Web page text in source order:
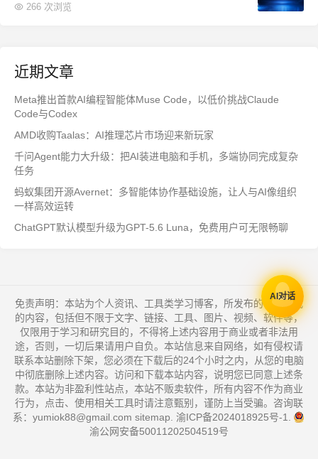
266 次浏览
近期文章
Meta推出首款AI编程智能体Muse Code，以低价挑战Claude
Code与Codex
AMD收购Taalas：AI推理芯片市场迎来新玩家
千问Agent能力大升级：把AI装进电脑和手机，多端协同完成复杂
任务
蚂蚁集团开源Avernet：多智能体协作基础设施，让人与AI像组织
一样高效运转
ChatGPT默认模型升级为GPT-5.6 Luna，免费用户可无限畅聊
免责声明：本站为个人资讯、工具类学习博客，所发布的一切形式
的内容，包括但不限于文字、链接、工具、图片、视频、软件等，
仅限用于学习和研究目的，不得将上述内容用于商业或者非法用
途，否则，一切后果请用户自负。本站信息来自网络，如有侵权请
联系本站删除下架，您必须在下载后的24个小时之内，从您的电脑
中彻底删除上述内容。访问和下载本站内容，说明您已同意上述条
款。本站为非盈利性站点，本站不贩卖软件，所有内容不作为商业
行为，点击、使用相关工具时请注意甄别，谨防上当受骗。咨询联
系：yumiok88@gmail.com sitemap 渝ICP备2024018925号-1
渝公网安备50011202504519号
AI对话